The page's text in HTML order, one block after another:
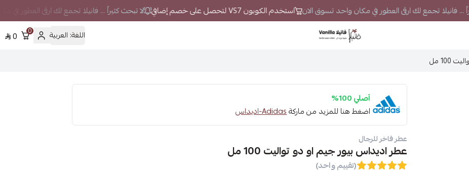
... فانيلا تجمع لك ارقى العطور في مكان واحد تسوق الان استخدم الكوبون VS7 لتحصل على خصم إضافي لا تبحث كثيراً ... فانيلا تجمع لك ارقى العطور في
فانيلا اللغة: العربية 0
0
مل
أصلي 100%
اضغط هنا للمزيد من ماركةAdidas-اديداس
عطر فاخر للرجال
عطر اديداس بيور جيم او دو تواليت 100 مل
(تقييم واحد)